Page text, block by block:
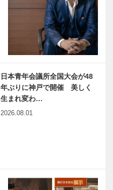
洋服店｜ハン
ドメイド ビ
スポーク…
ひょうご神戸
まちかど学だ
より｜「日本
人と仏教文
化」講演会
有馬 摂津山
光明院 念…
神大病院の魅
力はココだ！
物を 「感じ
日本青年会議所全国大会が48
年ぶりに神戸で開催 美しく
生まれ変わ…
2026.08.01